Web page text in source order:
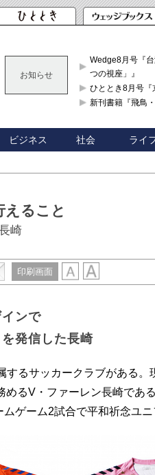
お知らせ
Wedge8月号『
つの視座」』
ひととき8月号
新刊書籍『飛鳥
ビジネス 社会 ライ
えること
崎
印刷画面
ンで
発信した長崎
るサッカークラブがある。
めるV・ファーレン長崎であ
ゲーム2試合で平和祈念ユニ